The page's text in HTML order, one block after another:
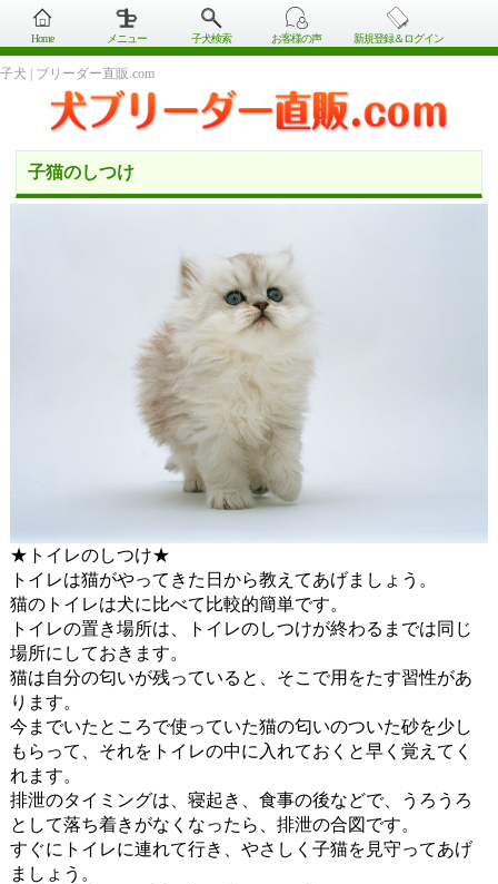
Home メニュー 子犬検索 お客様の声 新規登録＆ログイン
子犬 | ブリーダー直販.com
子猫のしつけ
★トイレのしつけ★
トイレは猫がやってきた日から教えてあげましょう。
猫のトイレは犬に比べて比較的簡単です。
トイレの置き場所は、トイレのしつけが終わるまでは同じ
場所にしておきます。
猫は自分の匂いが残っていると、そこで用をたす習性があ
ります。
今までいたところで使っていた猫の匂いのついた砂を少し
もらって、それをトイレの中に入れておくと早く覚えてく
れます。
排泄のタイミングは、寝起き、食事の後などで、うろうろ
として落ち着きがなくなったら、排泄の合図です。
すぐにトイレに連れて行き、やさしく子猫を見守ってあげ
ましょう。